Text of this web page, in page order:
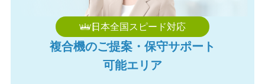
2026年8月7日 10:35
【静岡県】複合機 FUJIFILM 導入のお問い合わせを頂きま
した。ありがとうございます。
日本全国スピード対応
複合機のご提案・保守サポート
可能エリア